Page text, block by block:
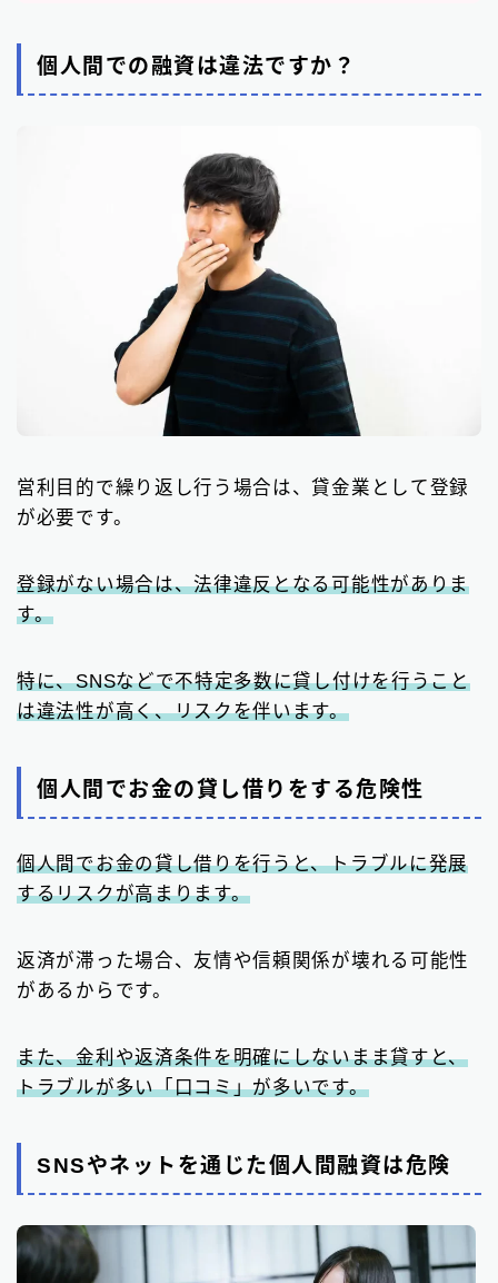
個人間での融資は違法ですか？
営利目的で繰り返し行う場合は、貸金業として登録
が必要です。
登録がない場合は、法律違反となる可能性がありま
す。
特に、SNSなどで不特定多数に貸し付けを行うこと
は違法性が高く、リスクを伴います。
個人間でお金の貸し借りをする危険性
個人間でお金の貸し借りを行うと、トラブルに発展
するリスクが高まります。
返済が滞った場合、友情や信頼関係が壊れる可能性
があるからです。
また、金利や返済条件を明確にしないまま貸すと、
トラブルが多い「口コミ」が多いです。
SNSやネットを通じた個人間融資は危険